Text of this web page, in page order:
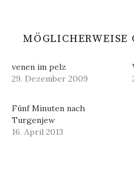
MÖGLICHERWEISE
venen im pelz
29. Dezember 2009
Fünf Minuten nach
Turgenjew
16. April 2013